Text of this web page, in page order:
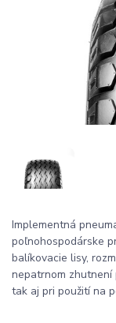
Implementná
poľnohospodárske
balíkovacie lisy,
nepatrnom zhutnení
tak aj pri použití na